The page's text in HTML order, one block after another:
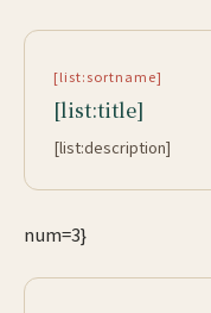
[list:sortname]
[list:title]
[list:description]
num=3}